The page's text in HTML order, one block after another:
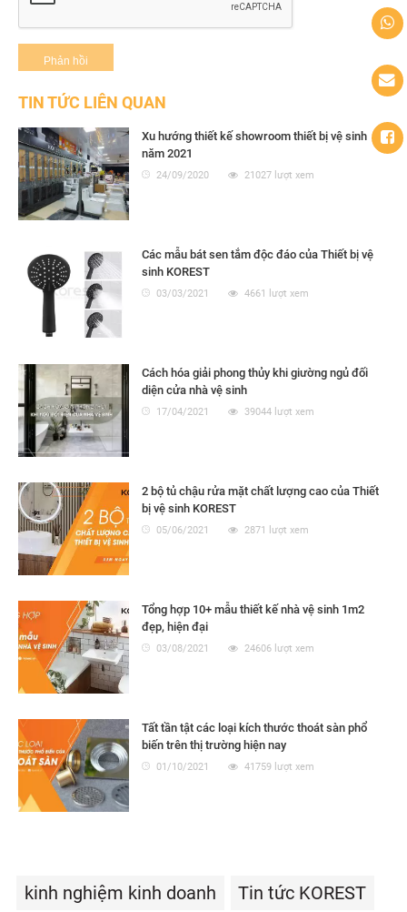
TIN TỨC LIÊN QUAN
Xu hướng thiết kế showroom thiết bị vệ sinh
năm 2021
24/09/2020 21027 lượt xem
Các mẫu bát sen tắm độc đáo của Thiết bị vệ
sinh KOREST
03/03/2021 4661 lượt xem
Cách hóa giải phong thủy khi giường ngủ đối
diện cửa nhà vệ sinh
17/04/2021 39044 lượt xem
2 bộ tủ chậu rửa mặt chất lượng cao của Thiết
bị vệ sinh KOREST
05/06/2021 2871 lượt xem
Tổng hợp 10+ mẫu thiết kế nhà vệ sinh 1m2
đẹp, hiện đại
03/08/2021 24606 lượt xem
Tất tần tật các loại kích thước thoát sàn phổ
biến trên thị trường hiện nay
01/10/2021 41759 lượt xem
kinh nghiệm kinh doanh Tin tức KOREST